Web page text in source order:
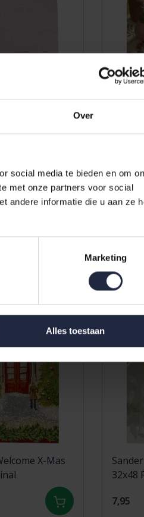
Over
social media te bieden en om
met onze partners voor social
andere informatie die u aan ze
Marketing
Alles toestaan
150 rond Fb.
X-Mas
32x48
7,95